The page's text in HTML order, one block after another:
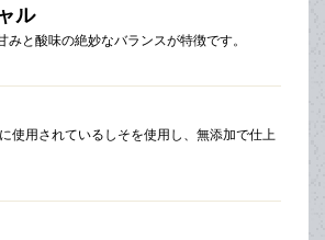
ル
みと酸味の絶妙なバランスが特徴です。
使用されているしそを使用し、無添加で仕上